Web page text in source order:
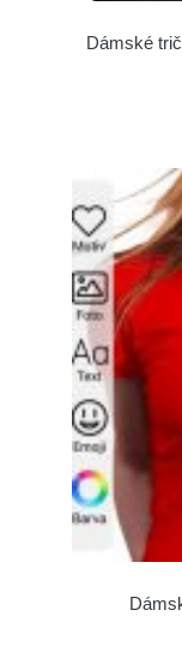
Dámské